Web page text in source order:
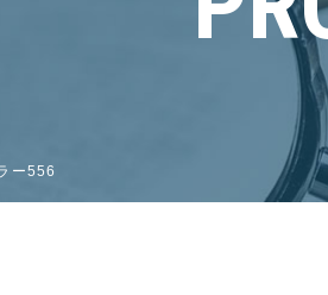
ー556